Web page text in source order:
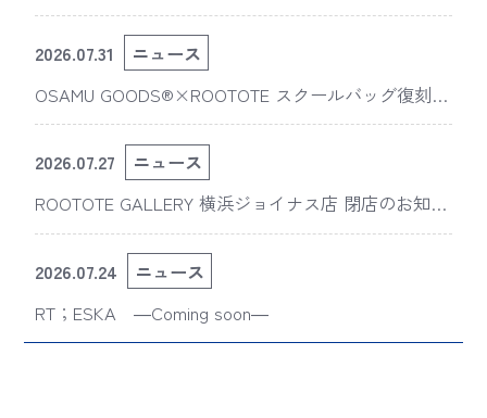
2026.07.31
ニュース
OSAMU GOODS®×ROOTOTE スクールバッグ復刻
版“スライスドアイ”の新デザインが「The 50th Annive
rsary OSAMU GOODS展」に登場
2026.07.27
ニュース
ROOTOTE GALLERY 横浜ジョイナス店 閉店のお知ら
せ
2026.07.24
ニュース
RT；ESKA ―Coming soon―